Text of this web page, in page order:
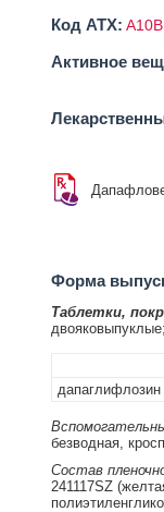
Код ATX:
Активное
Форма
Таблетки,
безводная,
Состав
241117SZ